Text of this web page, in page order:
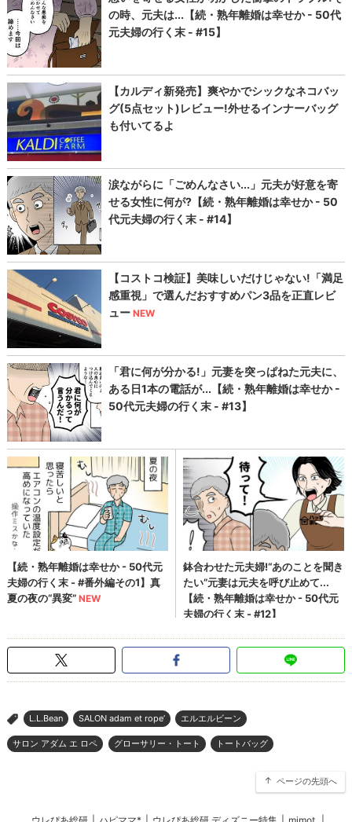
> L.L.Bean SALON adam et rope’ エルエルビーン
サロン アダム エ ロペ グローサリー・トート トートバッグ
ページの先頭へ